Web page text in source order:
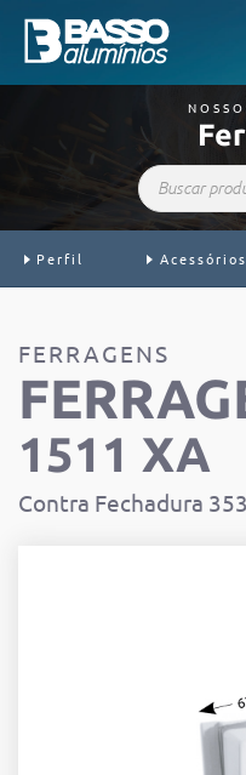
Buscar
Perfil Acessórios
FERRAGENS
1511 XA
Contra Fechadura